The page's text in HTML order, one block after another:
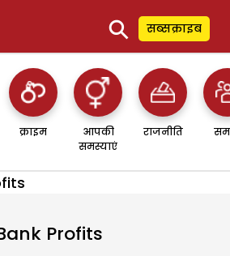
⚲ सब्सक्राइब
क्राइम
आपकी
समस्याएं
राजनीति
Profits